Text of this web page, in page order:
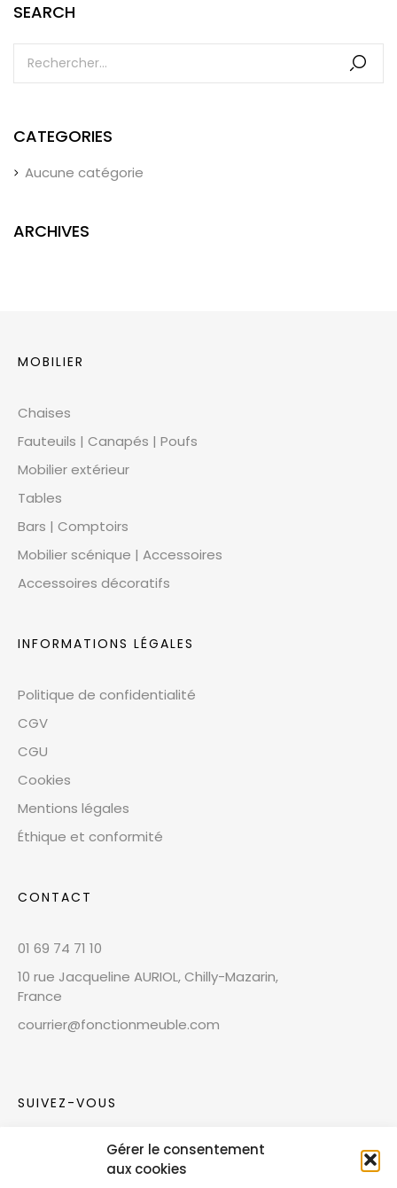
Gérer le consentement
aux cookies
SEARCH
CATEGORIES
Aucune catégorie
ARCHIVES
MOBILIER
Chaises
Fauteuils | Canapés | Poufs
Mobilier extérieur
Tables
Bars | Comptoirs
Mobilier scénique | Accessoires
Accessoires décoratifs
INFORMATIONS LÉGALES
Politique de confidentialité
CGV
CGU
Cookies
Mentions légales
Éthique et conformité
CONTACT
01 69 74 71 10
10 rue Jacqueline AURIOL, Chilly-Mazarin,
France
courrier@fonctionmeuble.com
SUIVEZ-VOUS
Rejoignez notre communauté sur les réseaux